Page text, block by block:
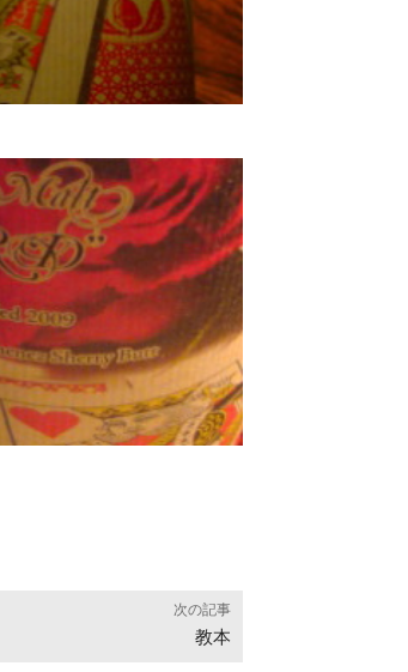
次の記事
教本